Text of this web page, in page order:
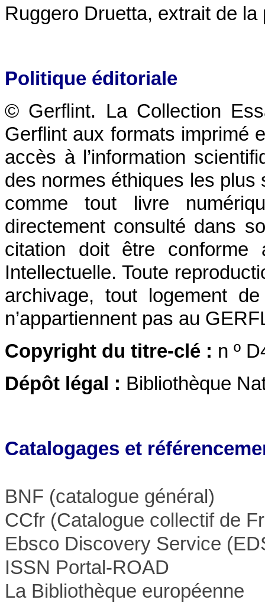
Ruggero Druetta, extrait de
Politique éditoriale
© Gerflint. La Collection
Gerflint aux formats imprimé
accès à l’information
des normes éthiques les
comme tout livre
directement consulté dans
citation doit être
Intellectuelle. Toute
archivage, tout logement
n’appartiennent pas au
Copyright du titre-clé : n º
Dépôt légal : Bibliothèque
Catalogages et
BNF (catalogue général)
CCfr (Catalogue collectif de
Ebsco Discovery Service
ISSN Portal-ROAD
La Bibliothèque européenne